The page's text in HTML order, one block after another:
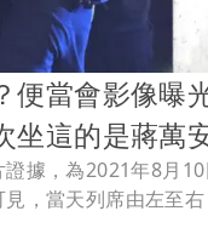
便當會影像
坐這的是蔣萬
據，為2021年8月
，當天列席由左至